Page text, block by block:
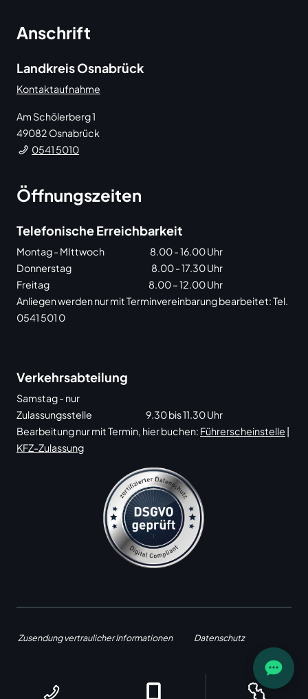
Anschrift
Landkreis Osnabrück
Kontaktaufnahme
Am Schölerberg 1
49082 Osnabrück
0541 5010
Öffnungszeiten
Telefonische Erreichbarkeit
Montag - MIttwoch
8.00 - 16.00 Uhr
Donnerstag
8.00 - 17.30 Uhr
Freitag
8.00 – 12.00 Uhr
Anliegen werden nur mit Terminvereinbarung bearbeitet: Tel.
0541 501 0
Verkehrsabteilung
Samstag - nur
Zulassungsstelle
9.30 bis 11.30 Uhr
Bearbeitung nur mit Termin, hier buchen: Führerscheinstelle |
KFZ-Zulassung
Zusendung vertraulicher Informationen Datenschutz